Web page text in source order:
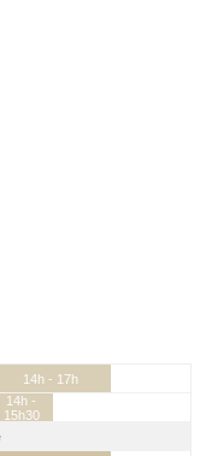
14h - 17h
14h -
15h30